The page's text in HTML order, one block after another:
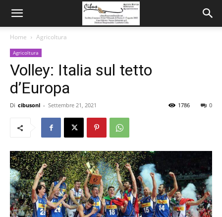
Home Agricoltura
Agricoltura
Volley: Italia sul tetto
d’Europa
Di cibusonl - Settembre 21, 2021 0
1786